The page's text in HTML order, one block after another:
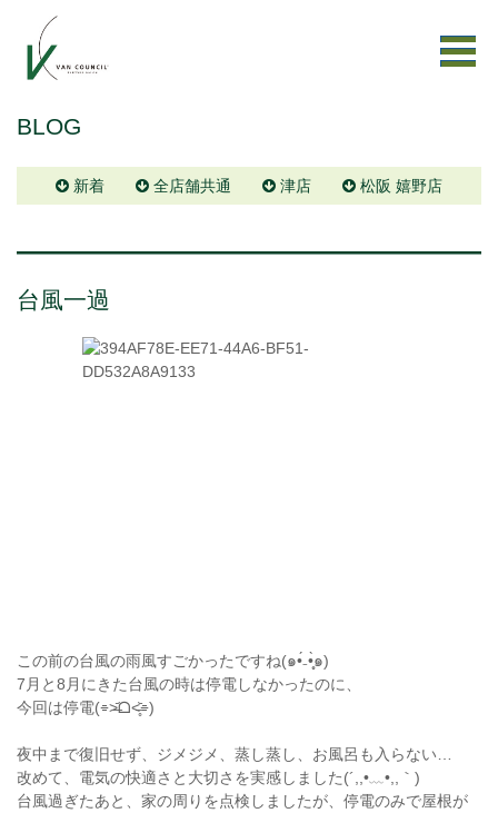
BLOG
新着 全店舗共通 津店 松阪 嬉野店
台風一過
この前の台風の雨風すごかったですね(๑•́₋•̩̥̀๑)
7月と8月にきた台風の時は停電しなかったのに、
今回は停電(⌯˃̶᷄ᗝ˂̶̥᷅⌯)
夜中まで復旧せず、ジメジメ、蒸し蒸し、お風呂も入らない…
改めて、電気の快適さと大切さを実感しました(´,,•﹏•,,｀)
台風過ぎたあと、家の周りを点検しましたが、停電のみで屋根が